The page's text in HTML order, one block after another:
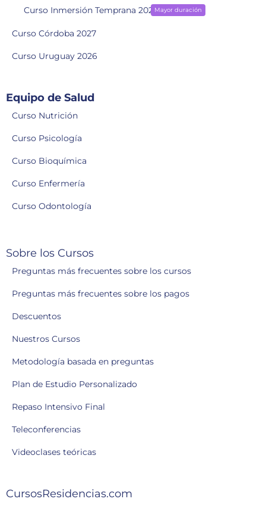
Curso Inmersión Temprana 2028Mayor duración
Curso Córdoba 2027
Curso Uruguay 2026
Equipo de Salud
Curso Nutrición
Curso Psicología
Curso Bioquímica
Curso Enfermería
Curso Odontología
Sobre los Cursos
Preguntas más frecuentes sobre los cursos
Preguntas más frecuentes sobre los pagos
Descuentos
Nuestros Cursos
Metodología basada en preguntas
Plan de Estudio Personalizado
Repaso Intensivo Final
Teleconferencias
Videoclases teóricas
CursosResidencias.com